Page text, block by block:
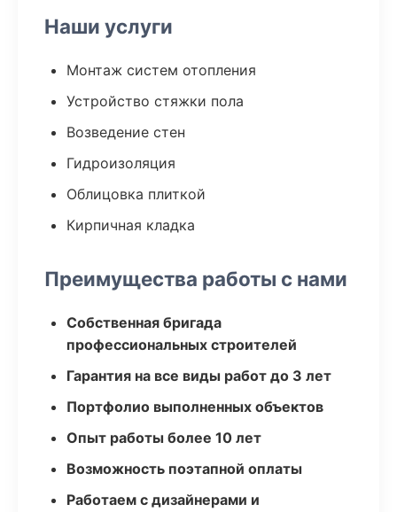
Наши услуги
Монтаж систем отопления
Устройство стяжки пола
Возведение стен
Гидроизоляция
Облицовка плиткой
Кирпичная кладка
Преимущества работы с нами
Собственная бригада
профессиональных строителей
Гарантия на все виды работ до 3 лет
Портфолио выполненных объектов
Опыт работы более 10 лет
Возможность поэтапной оплаты
Работаем с дизайнерами и